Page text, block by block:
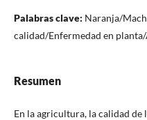
Palabras clave: Naranja/
calidad/Enfermedad en
Resumen
En la agricultura, la calidad de